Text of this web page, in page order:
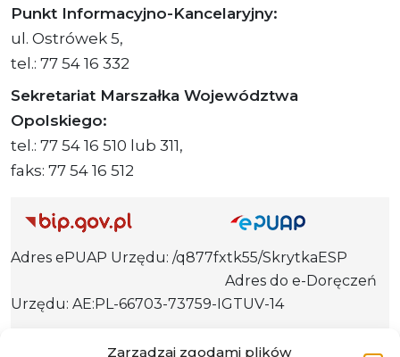
Zarządzaj zgodami plików
Punkt Informacyjno-Kancelaryjny:
ul. Ostrówek 5,
tel.: 77 54 16 332
Sekretariat Marszałka Województwa
Opolskiego:
tel.: 77 54 16 510 lub 311,
faks: 77 54 16 512
Adres ePUAP Urzędu: /q877fxtk55/SkrytkaESP
Adres do e-Doręczeń
Urzędu: AE:PL-66703-73759-IGTUV-14